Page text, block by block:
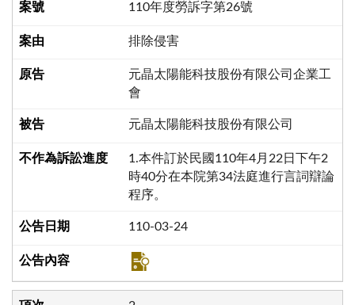
110年度勞訴字第26號
排除侵害
元晶太陽能科技股份有限公司企業工
會
元晶太陽能科技股份有限公司
1.本件訂於民國110年4月22日下午2
時40分在本院第34法庭進行言詞辯論
程序。
110-03-24